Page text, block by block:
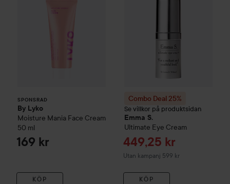
SPONSRAD
By Lyko
Moisture Mania Face Cream
50 ml
169 kr
KÖP
Combo Deal 25%
Se villkor på produktsidan
Emma S.
Ultimate Eye Cream
Reapris
449,25 kr
Utan kampanj 599 kr
KÖP